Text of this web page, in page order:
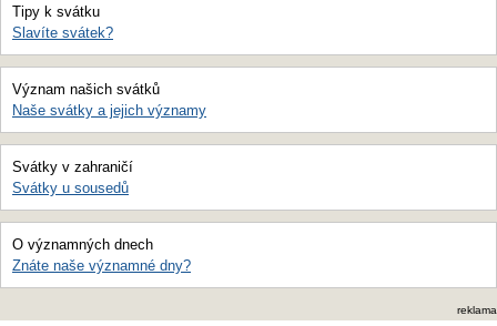
Tipy k svátku
Slavíte svátek?
Význam našich svátků
Naše svátky a jejich významy
Svátky v zahraničí
Svátky u sousedů
O významných dnech
Znáte naše významné dny?
reklama